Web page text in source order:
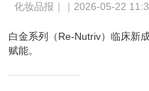
化妆品报｜｜2026-05-22
白金系列（Re-Nutriv）临床新
赋能。